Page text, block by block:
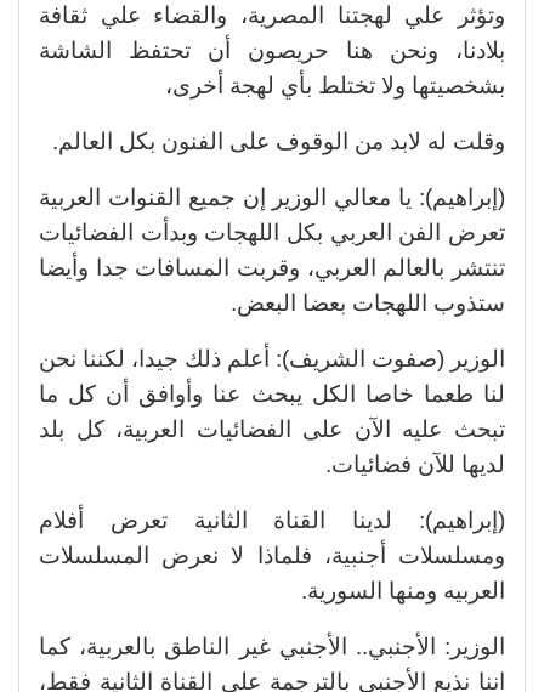
وتؤثر علي لهجتنا المصرية، والقضاء علي ثقافة
بلادنا، ونحن هنا حريصون أن تحتفظ الشاشة
بشخصيتها ولا تختلط بأي لهجة أخرى،
وقلت له لابد من الوقوف على الفنون بكل العالم.
(إبراهيم): يا معالي الوزير إن جميع القنوات العربية
تعرض الفن العربي بكل اللهجات وبدأت الفضائيات
تنتشر بالعالم العربي، وقربت المسافات جدا وأيضا
ستذوب اللهجات بعضا البعض.
الوزير (صفوت الشريف): أعلم ذلك جيدا، لكننا نحن
لنا طعما خاصا الكل يبحث عنا وأوافق أن كل ما
تبحث عليه الآن على الفضائيات العربية، كل بلد
لديها للآن فضائيات.
(إبراهيم): لدينا القناة الثانية تعرض أفلام
ومسلسلات أجنبية، فلماذا لا نعرض المسلسلات
العربيه ومنها السورية.
الوزير: الأجنبي.. الأجنبي غير الناطق بالعربية، كما
اننا نذيع الأجنبي بالترجمة على القناة الثانية فقط،